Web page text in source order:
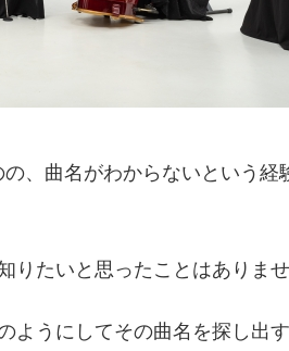
、曲名がわからないという経
りたいと思ったことはありま
ようにしてその曲名を探し出